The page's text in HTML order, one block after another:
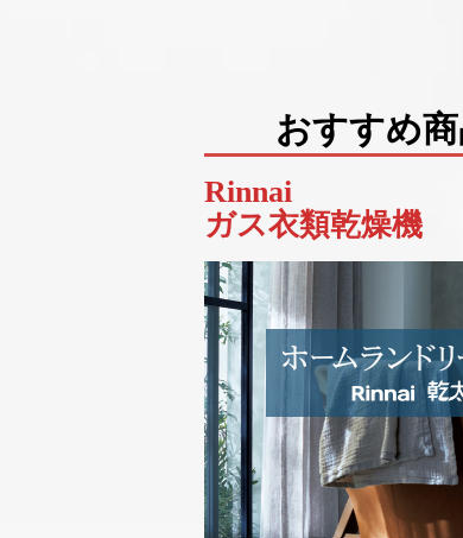
おす
Rinnai
ガス衣類乾燥機